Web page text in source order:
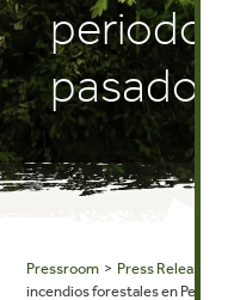
periodo
pasado
Pressroom > Press Releases
incendios forestales en Perú